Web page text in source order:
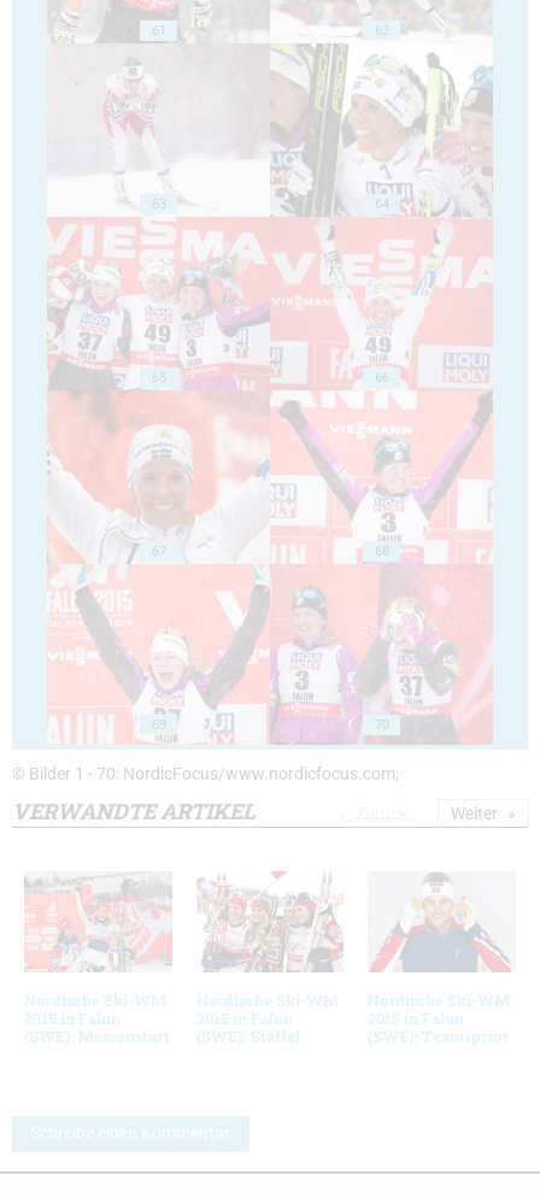
61 62
63 64
65 66
67 68
69 70
© Bilder 1 - 70: NordicFocus/www.nordicfocus.com;
VERWANDTE ARTIKEL
Nordische Ski-WM
2015 in Falun
(SWE): Massenstart
Nordische Ski-WM
2015 in Falun
(SWE): Staffel
Nordische Ski-WM
2015 in Falun
(SWE): Teamsprint
Weiter
Schreibe einen Kommentar